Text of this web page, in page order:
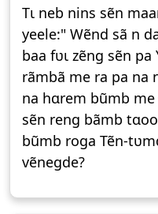
Tɩ neb nins sẽn
yeele:" Wẽnd sã n
baa fʋɩ zẽng sẽn
rãmbã me ra pa na
na hɑrem bũmb
sẽn reng bãmb
bũmb roga Tẽn-
vẽnegde?